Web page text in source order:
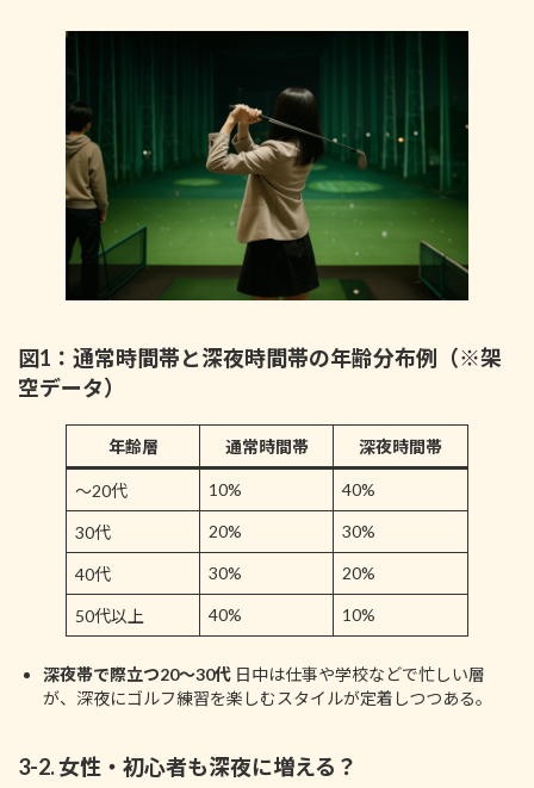
図1：通常時間帯と深夜時間帯の年齢分布例（※架
空データ）
年齢層 通常時間帯 深夜時間帯
～20代 10% 40%
30代 20% 30%
40代 30% 20%
50代以上 40% 10%
深夜帯で際立つ20〜30代 日中は仕事や学校などで忙しい層
が、深夜にゴルフ練習を楽しむスタイルが定着しつつある。
3-2. 女性・初心者も深夜に増える？